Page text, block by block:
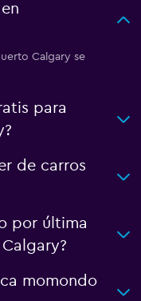
Calgary se
para
de carros
por última
momondo